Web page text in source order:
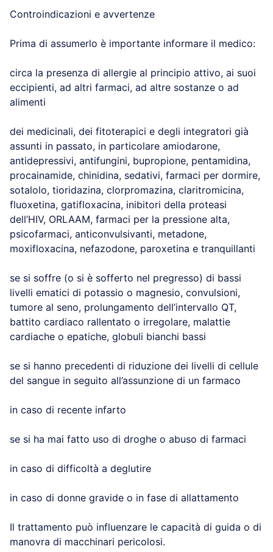
Controindicazioni e avvertenze
Prima di assumerlo è importante informare il medico:
circa la presenza di allergie al principio attivo, ai suoi
eccipienti, ad altri farmaci, ad altre sostanze o ad
alimenti
dei medicinali, dei fitoterapici e degli integratori già
assunti in passato, in particolare amiodarone,
antidepressivi, antifungini, bupropione, pentamidina,
procainamide, chinidina, sedativi, farmaci per dormire,
sotalolo, tioridazina, clorpromazina, claritromicina,
fluoxetina, gatifloxacina, inibitori della proteasi
dell’HIV, ORLAAM, farmaci per la pressione alta,
psicofarmaci, anticonvulsivanti, metadone,
moxifloxacina, nefazodone, paroxetina e tranquillanti
se si soffre (o si è sofferto nel pregresso) di bassi
livelli ematici di potassio o magnesio, convulsioni,
tumore al seno, prolungamento dell’intervallo QT,
battito cardiaco rallentato o irregolare, malattie
cardiache o epatiche, globuli bianchi bassi
se si hanno precedenti di riduzione dei livelli di cellule
del sangue in seguito all’assunzione di un farmaco
in caso di recente infarto
se si ha mai fatto uso di droghe o abuso di farmaci
in caso di difficoltà a deglutire
in caso di donne gravide o in fase di allattamento
Il trattamento può influenzare le capacità di guida o di
manovra di macchinari pericolosi.